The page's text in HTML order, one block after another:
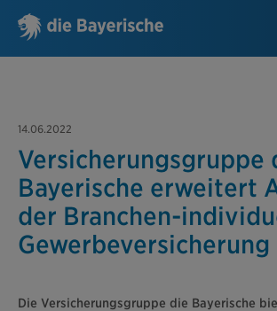
14.06.2022
Versicherungsgruppe
Bayerische erweitert
der Branchen-
Gewerbeversicherung
Die Versicherungsgruppe die Bayerische